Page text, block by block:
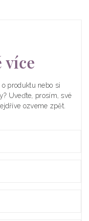
více
produktu nebo si
Uveďte, prosím, své
ozveme zpět.